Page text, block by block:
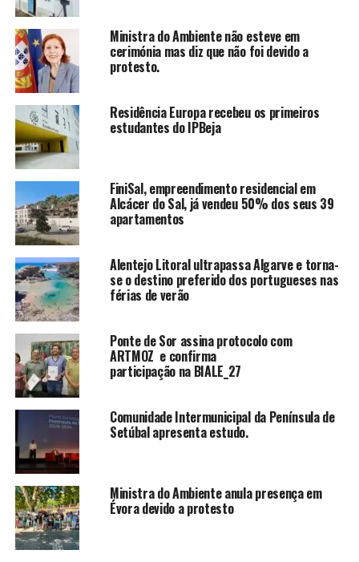
Ministra do Ambiente não esteve em
cerimónia mas diz que não foi devido a
protesto.
Residência Europa recebeu os primeiros
estudantes do IPBeja
FiniSal, empreendimento residencial em
Alcácer do Sal, já vendeu 50% dos seus 39
apartamentos
Alentejo Litoral ultrapassa Algarve e torna-
se o destino preferido dos portugueses nas
férias de verão
Ponte de Sor assina protocolo com
ARTMOZ e confirma
participação na BIALE_27
Comunidade Intermunicipal da Península de
Setúbal apresenta estudo.
Ministra do Ambiente anula presença em
Évora devido a protesto